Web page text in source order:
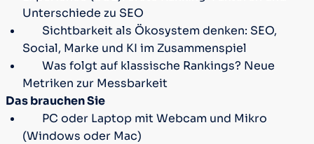
Unterschiede zu SEO
Sichtbarkeit als Ökosystem denken: SEO,
Social, Marke und KI im Zusammenspiel
Was folgt auf klassische Rankings? Neue
Metriken zur Messbarkeit
Das brauchen Sie
PC oder Laptop mit Webcam und Mikro
(Windows oder Mac)